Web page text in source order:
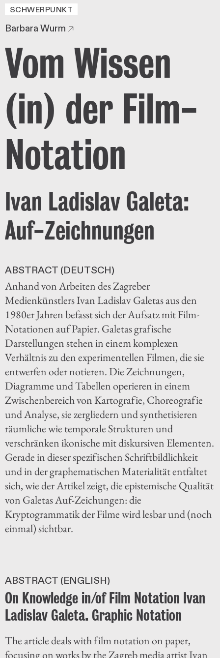
SCHWERPUNKT
Barbara Wurm
Vom Wissen
(in) der Film-
Notation
Ivan Ladislav Galeta:
Auf-Zeichnungen
ABSTRACT (DEUTSCH)
Anhand von Arbeiten des Zagreber
Medienkünstlers Ivan Ladislav Galetas aus den
1980er Jahren befasst sich der Aufsatz mit Film-
Notationen auf Papier. Galetas grafische
Darstellungen stehen in einem komplexen
Verhältnis zu den experimentellen Filmen, die sie
entwerfen oder notieren. Die Zeichnungen,
Diagramme und Tabellen operieren in einem
Zwischenbereich von Kartografie, Choreografie
und Analyse, sie zergliedern und synthetisieren
räumliche wie temporale Strukturen und
verschränken ikonische mit diskursiven Elementen.
Gerade in dieser spezifischen Schriftbildlichkeit
und in der graphematischen Materialität entfaltet
sich, wie der Artikel zeigt, die epistemische Qualität
von Galetas Auf-Zeichungen: die
Kryptogrammatik der Filme wird lesbar und (noch
einmal) sichtbar.
ABSTRACT (ENGLISH)
On Knowledge in/of Film Notation Ivan
Ladislav Galeta. Graphic Notation
The article deals with film notation on paper,
focusing on works by the Zagreb media artist Ivan